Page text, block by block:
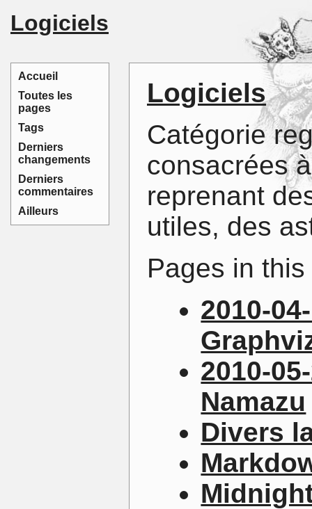
Accueil
Toutes les
pages
Tags
Derniers
changements
Derniers
commentaires
Ailleurs
Logiciels
Logiciels
Catégorie
consacrées
reprenant
utiles, des
Pages in
2010-
2010-
Namazu
Divers